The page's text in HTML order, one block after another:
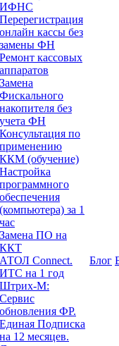
ИФНС
Перерегистрация
онлайн кассы без
замены ФН
Ремонт кассовых
аппаратов
Замена
Фискального
накопителя без
учета ФН
Консультация по
применению
ККМ (обучение)
Настройка
программного
обеспечения
(компьютера) за 1
час
Замена ПО на
ККТ
АТОЛ Connect.
ИТС на 1 год
Штрих-М:
Сервис
обновления ФР.
Единая Подписка
на 12 месяцев.
Блог